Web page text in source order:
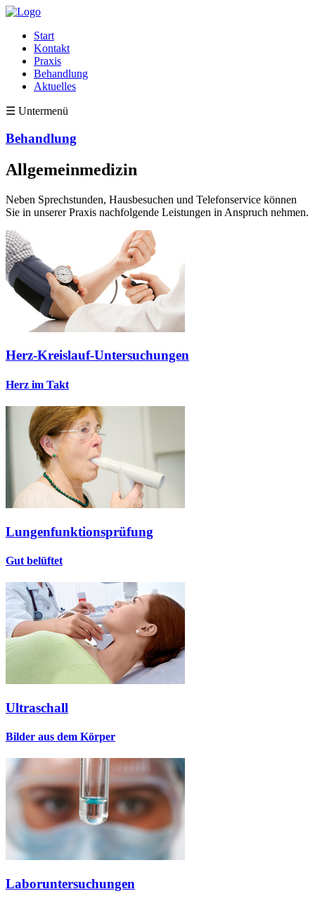
Start
Kontakt
Praxis
Behandlung
Aktuelles
☰ Untermenü
Behandlung
Allgemein­medizin
Neben Sprechstunden, Hausbesuchen und Telefonservice können
Sie in unserer Praxis nachfolgende Leistungen in Anspruch nehmen.
Herz-Kreislauf-Untersuchungen
Herz im Takt
Lungenfunktionsprüfung
Gut belüftet
Ultraschall
Bilder aus dem Körper
Laboruntersuchungen